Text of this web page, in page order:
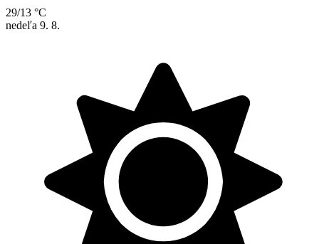
29/13 °C
nedeľa 9. 8.